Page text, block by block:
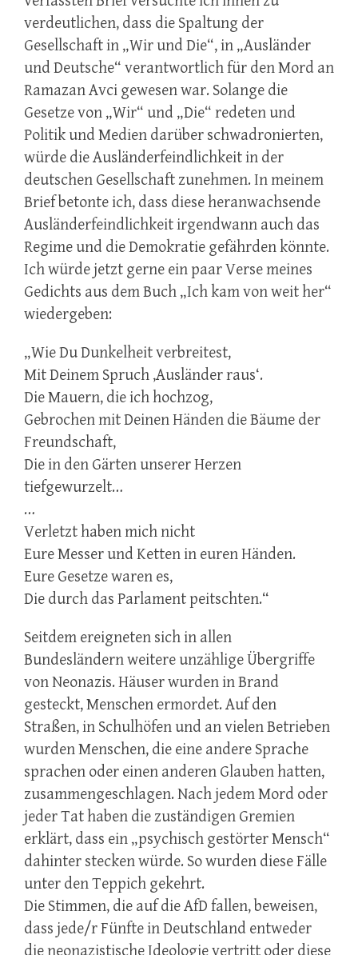
verdeutlichen, dass die Spaltung der
Gesellschaft in „Wir und Die“, in „Ausländer
und Deutsche“ verantwortlich für den Mord an
Ramazan Avci gewesen war. Solange die
Gesetze von „Wir“ und „Die“ redeten und
Politik und Medien darüber schwadronierten,
würde die Ausländerfeindlichkeit in der
deutschen Gesellschaft zunehmen. In meinem
Brief betonte ich, dass diese heranwachsende
Ausländerfeindlichkeit irgendwann auch das
Regime und die Demokratie gefährden könnte.
Ich würde jetzt gerne ein paar Verse meines
Gedichts aus dem Buch „Ich kam von weit her“
wiedergeben:
„Wie Du Dunkelheit verbreitest,
Mit Deinem Spruch ‚Ausländer raus‘.
Die Mauern, die ich hochzog,
Gebrochen mit Deinen Händen die Bäume der
Freundschaft,
Die in den Gärten unserer Herzen
tiefgewurzelt…
…
Verletzt haben mich nicht
Eure Messer und Ketten in euren Händen.
Eure Gesetze waren es,
Die durch das Parlament peitschten.“
Seitdem ereigneten sich in allen
Bundesländern weitere unzählige Übergriffe
von Neonazis. Häuser wurden in Brand
gesteckt, Menschen ermordet. Auf den
Straßen, in Schulhöfen und an vielen Betrieben
wurden Menschen, die eine andere Sprache
sprachen oder einen anderen Glauben hatten,
zusammengeschlagen. Nach jedem Mord oder
jeder Tat haben die zuständigen Gremien
erklärt, dass ein „psychisch gestörter Mensch“
dahinter stecken würde. So wurden diese Fälle
unter den Teppich gekehrt.
Die Stimmen, die auf die AfD fallen, beweisen,
dass jede/r Fünfte in Deutschland entweder